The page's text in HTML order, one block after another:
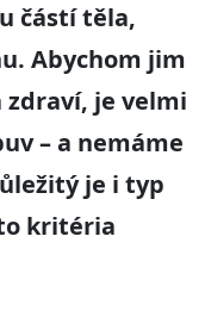
částí těla,
Abychom jim
je velmi
– a nemáme
je i typ
kritéria